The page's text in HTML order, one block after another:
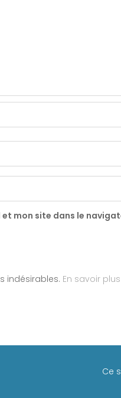
mon site dans le
indésirables. En savoir
Ce